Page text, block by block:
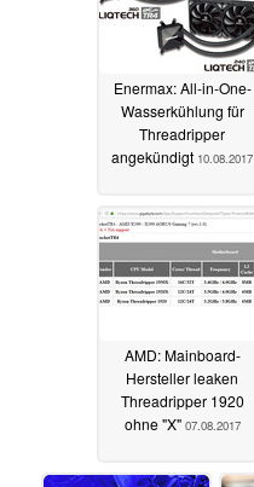
Enermax: All-in-One-
Wasserkühlung für
Threadripper
angekündigt 10.08.2017
AMD: Mainboard-
Hersteller leaken
Threadripper 1920
ohne "X" 07.08.2017